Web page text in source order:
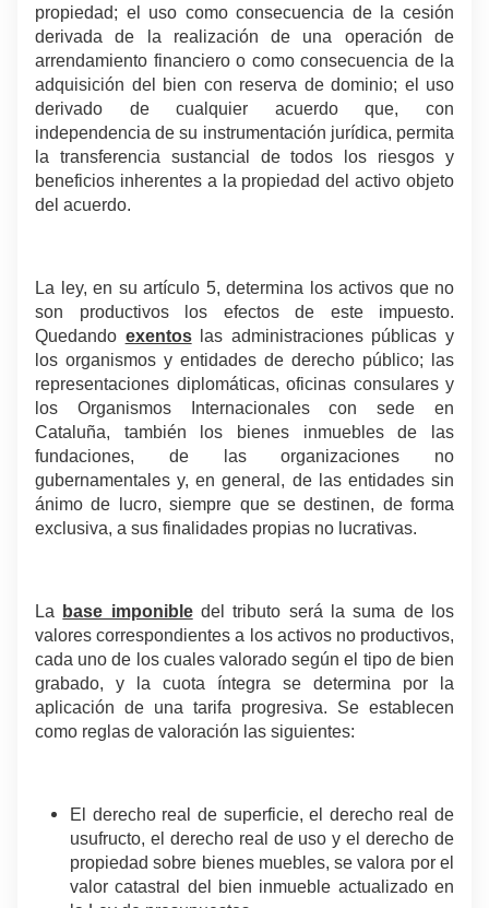
propiedad; el uso como consecuencia de la cesión
derivada de la realización de una operación de
arrendamiento financiero o como consecuencia de la
adquisición del bien con reserva de dominio; el uso
derivado de cualquier acuerdo que, con
independencia de su instrumentación jurídica, permita
la transferencia sustancial de todos los riesgos y
beneficios inherentes a la propiedad del activo objeto
del acuerdo.
La ley, en su artículo 5, determina los activos que no
son productivos los efectos de este impuesto.
Quedando exentos
las administraciones públicas y
los organismos y entidades de derecho público; las
representaciones diplomáticas, oficinas consulares y
los Organismos Internacionales con sede en
Cataluña, también los bienes inmuebles de las
fundaciones, de las organizaciones no
gubernamentales y, en general, de las entidades sin
ánimo de lucro, siempre que se destinen, de forma
exclusiva, a sus finalidades propias no lucrativas.
La base imponible del tributo será la suma de los
valores correspondientes a los activos no productivos,
cada uno de los cuales valorado según el tipo de bien
grabado, y la cuota íntegra se determina por la
aplicación de una tarifa progresiva. Se establecen
como reglas de valoración las siguientes:
El derecho real de superficie, el derecho real de
usufructo, el derecho real de uso y el derecho de
propiedad sobre bienes muebles, se valora por el
valor catastral del bien inmueble actualizado en